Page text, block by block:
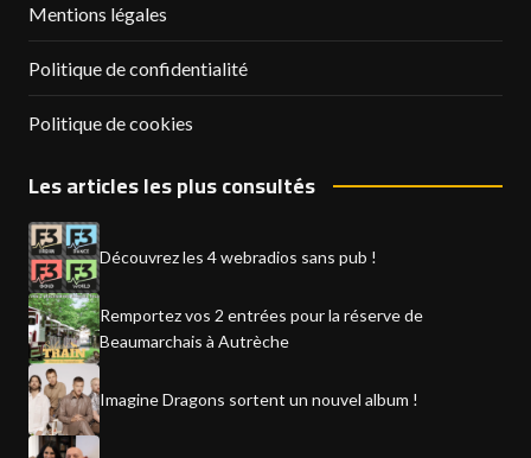
Mentions légales
Politique de confidentialité
Politique de cookies
Les articles les plus consultés
Découvrez les 4 webradios sans pub !
Remportez vos 2 entrées pour la réserve de
Beaumarchais à Autrèche
Imagine Dragons sortent un nouvel album !